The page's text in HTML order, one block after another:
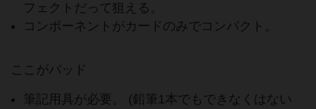
フェクトだって狙える。
コンポーネントがカードのみでコンパクト。
ここがバッド
筆記用具が必要。 (鉛筆1本でもできなくはない